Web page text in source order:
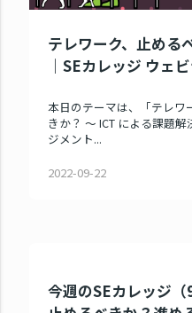
テレワーク、止める
｜SEカレッジ ウェ
本日のテーマは、「テレワ
きか？ ～ ICT による課題
ジメント...
2022-09-22
今週のSEカレッジ